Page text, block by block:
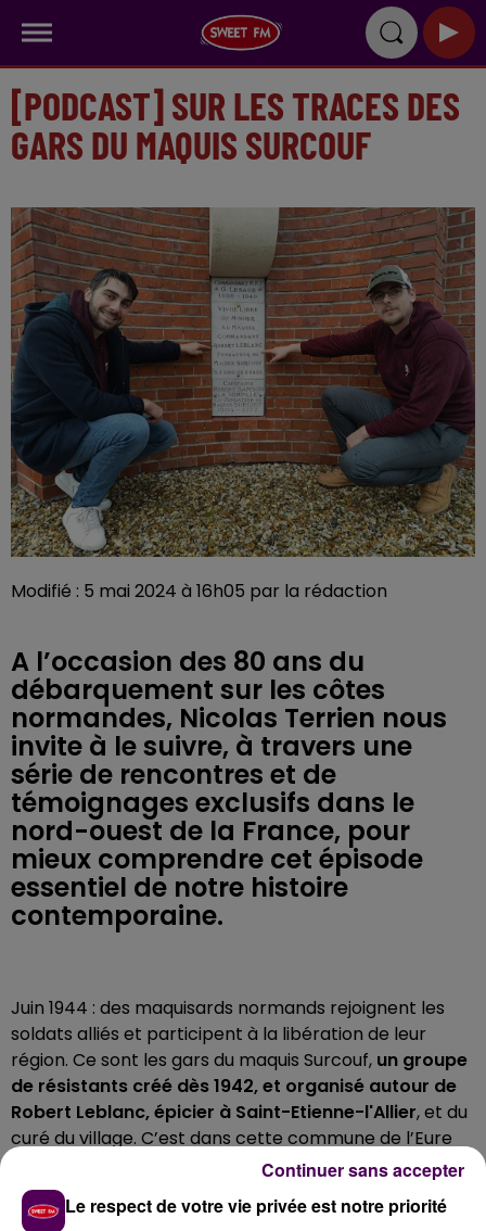
[PODCAST] SUR LES TRACES DES
GARS DU MAQUIS SURCOUF
Modifié : 5 mai 2024 à 16h05 par la rédaction
A l’occasion des 80 ans du
débarquement sur les côtes
normandes, Nicolas Terrien nous
invite à le suivre, à travers une
série de rencontres et de
témoignages exclusifs dans le
nord-ouest de la France, pour
mieux comprendre cet épisode
essentiel de notre histoire
contemporaine.
Juin 1944 : des maquisards normands rejoignent les
soldats alliés et participent à la libération de leur
région. Ce sont les gars du maquis Surcouf, un groupe
de résistants créé dès 1942, et organisé autour de
Robert Leblanc, épicier à Saint-Etienne-l'Allier, et du
curé du village. C’est dans cette commune de l’Eure
est allé à la rencontre des
membres de l’association
créée en 2023 parun groupe de jeunes passionnés,
Le respect de votre vie privée est notre priorité
Continuer sans accepter